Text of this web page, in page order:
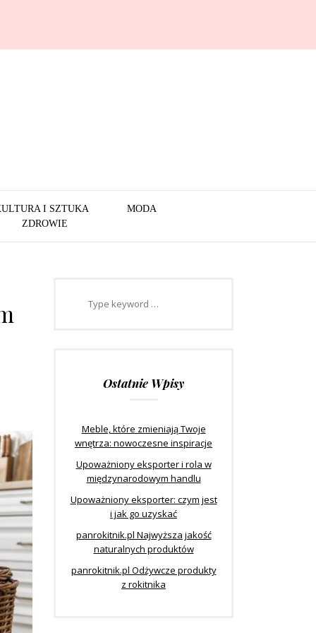
I SZTUKA
MODA
ZDROWIE
Ostatnie Wpisy
Meble, które zmieniają Twoje
wnętrza: nowoczesne inspiracje
Upoważniony eksporter i rola w
międzynarodowym handlu
Upoważniony eksporter: czym jest
i jak go uzyskać
panrokitnik.pl Najwyższa jakość
naturalnych produktów
panrokitnik.pl Odżywcze produkty
z rokitnika